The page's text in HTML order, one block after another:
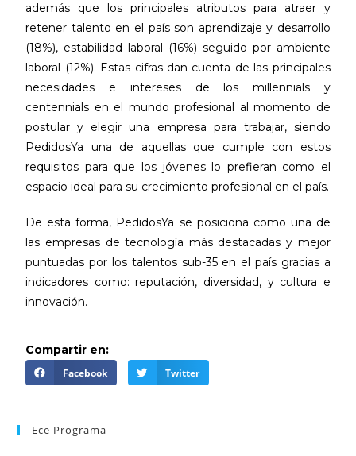
además que los principales atributos para atraer y
retener talento en el país son aprendizaje y desarrollo
(18%), estabilidad laboral (16%) seguido por ambiente
laboral (12%). Estas cifras dan cuenta de las principales
necesidades e intereses de los millennials y
centennials en el mundo profesional al momento de
postular y elegir una empresa para trabajar, siendo
PedidosYa una de aquellas que cumple con estos
requisitos para que los jóvenes lo prefieran como el
espacio ideal para su crecimiento profesional en el país.
De esta forma, PedidosYa se posiciona como una de
las empresas de tecnología más destacadas y mejor
puntuadas por los talentos sub-35 en el país gracias a
indicadores como: reputación, diversidad, y cultura e
innovación.
Compartir en:
Facebook Twitter
Ece Programa